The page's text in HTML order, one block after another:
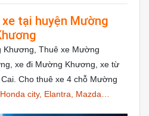
tại huyện Mường
Khương, Thuê xe Mường
xe đi Mường Khương, xe từ
Cho thuê xe 4 chỗ Mường
city, Elantra, Mazda…